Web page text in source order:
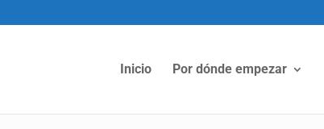
Inicio Por dónde empezar